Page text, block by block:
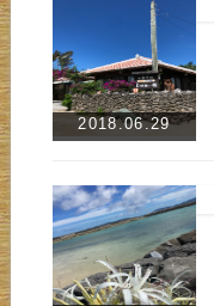
2018.06.29